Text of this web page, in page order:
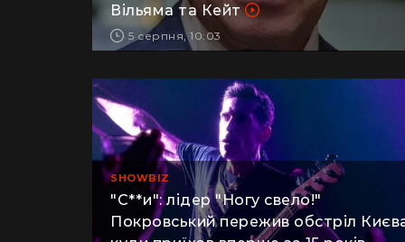
Чарльз обурився поведінкою
Вільяма та Кейт
5 серпня, 10:03
SHOWBIZ
"С**и": лідер "Ногу свело!"